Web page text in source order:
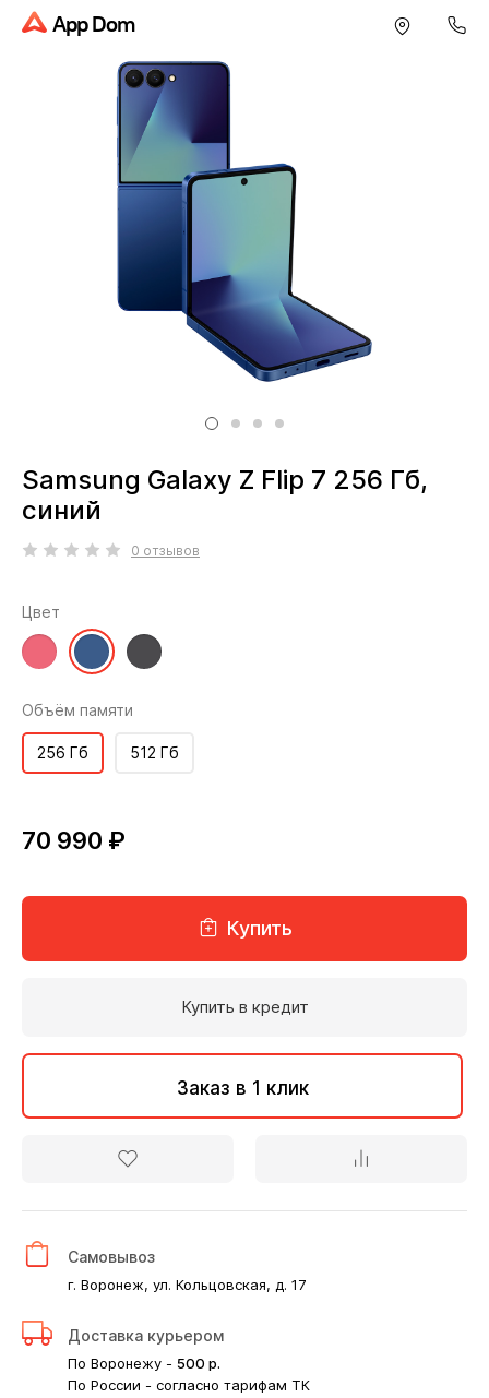
App Dom
Samsung Galaxy Z Flip 7 256 Гб,
синий
0 отзывов
Цвет
Объём памяти
256 Гб 512 Гб
70 990 ₽
Купить
Купить в кредит
Заказ в 1 клик
Самовывоз
г. Воронеж, ул. Кольцовская, д. 17
Доставка курьером
По Воронежу - 500 р.
По России - согласно тарифам ТК